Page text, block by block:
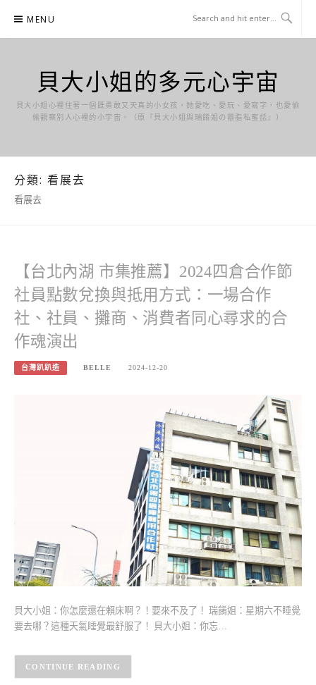
content
MENU
貝大小姐的多元心宇宙
貝大小姐心裡住著一個既勇敢又天真的小女孩，她愛吃、愛玩、愛寫字，也愛偷
偷觀察別人心裡的小宇宙。（原『貝大小姐與瑞餚姐の囂脂私蜜話』）
分類: 看展去
看展去
【台北內湖 市集推薦】2024四倉合作節
社員點數兌換與抵用方式：一場合作
社、社員、攤商、消費者同心尋求的合
作魂演出
台灣趴趴造 BELLE 2024-12-20
貝大小姐：你怎麼還在賴床啊？！要來不及了！ 瑞餚姐：星期六不睡覺
要去哪？這種天氣睡覺最舒服了！ 貝大小姐：你忘…
CONTINUE READING